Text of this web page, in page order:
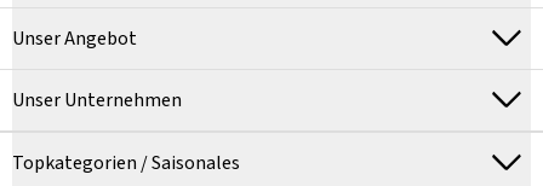
Unser Angebot
Unser Unternehmen
Topkategorien / Saisonales